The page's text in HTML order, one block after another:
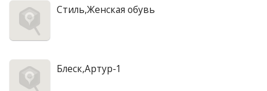
Стиль,Женская обувь
Блеск,Артур-1